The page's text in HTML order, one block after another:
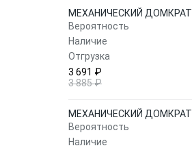
МЕХАНИЧЕСКИЙ ДОМКРАТ
Вероятность
Наличие
Отгрузка
3 691 ₽
3 885 ₽
МЕХАНИЧЕСКИЙ ДОМКРАТ
Вероятность
Наличие